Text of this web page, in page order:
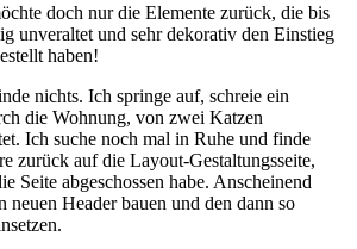
doch nur die Elemente zurück, die bis
unveraltet und sehr dekorativ den Einstieg
haben!
nichts. Ich springe auf, schreie ein
die Wohnung, von zwei Katzen
Ich suche noch mal in Ruhe und finde
zurück auf die Layout-Gestaltungsseite,
Seite abgeschossen habe. Anscheinend
neuen Header bauen und den dann so